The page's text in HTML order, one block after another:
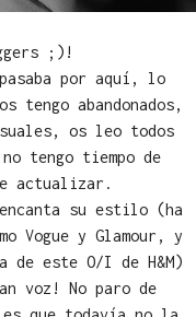
;)!
por aquí, lo
tengo abandonados,
os leo todos
tengo tiempo de
actualizar.
su estilo (ha
Vogue y Glamour, y
este O/I de H&M)
voz! No paro de